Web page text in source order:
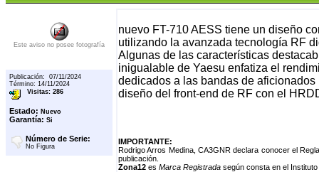
Este aviso no posee fotografía
Publicación: 07/11/2024
Término: 14/11/2024
Visitas: 286
Estado: Nuevo
Garantía: Si
Número de Serie:
No Figura
nuevo FT-710 AESS tiene un diseño
utilizando la avanzada tecnología RF
Algunas de las características
inigualable de Yaesu enfatiza el
dedicados a las bandas de
diseño del front-end de RF con el
IMPORTANTE:
Rodrigo Arros Medina, CA3GNR declara conocer el
publicación.
Zona12 es Marca Registrada según consta en el